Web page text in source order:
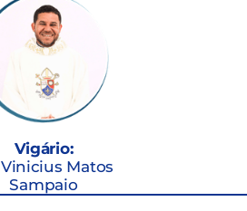
Vigário:
Vinicius Matos
Sampaio